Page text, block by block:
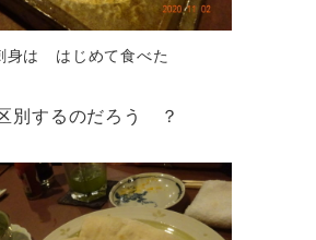
身は はじめて食べた
別するのだろう ？